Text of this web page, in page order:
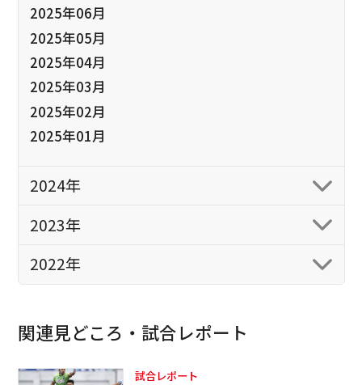
2025年06月
2025年05月
2025年04月
2025年03月
2025年02月
2025年01月
2024年
2023年
2022年
関連見どころ・試合レポート
試合レポート